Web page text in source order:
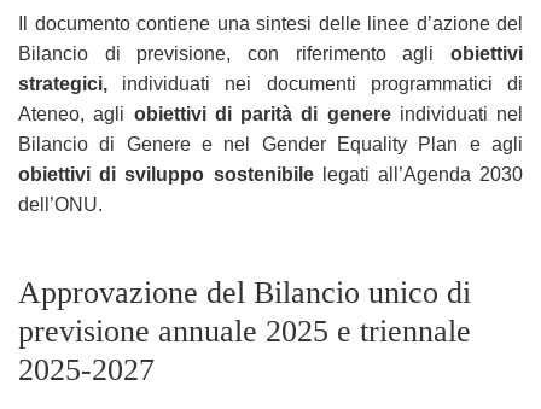
Il documento contiene una sintesi delle linee d’azione del
Bilancio di previsione, con riferimento agli obiettivi
strategici, individuati nei documenti programmatici di
Ateneo, agli obiettivi di parità di genereindividuati nel
Bilancio di Genere e nel Gender Equality Plan e agli
obiettivi di sviluppo sostenibilelegati all’Agenda 2030
dell’ONU.
Approvazione del Bilancio unico di
previsione annuale 2025 e triennale
2025-2027